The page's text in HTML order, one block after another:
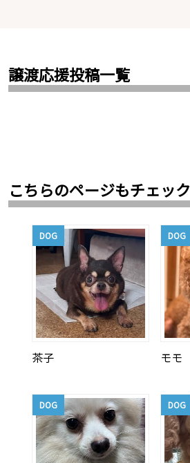
譲渡応援投稿一覧
こちらのページもチェック
DOG
茶子
DOG
モモ
DOG DOG